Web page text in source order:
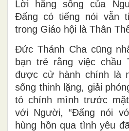
Lời hằng sống của
Đấng có tiếng nói vẫn
trong Giáo hội là Thân
Đức Thánh Cha cũng
bạn trẻ rằng việc chầu
được cử hành chính là
sống thinh lặng, giải
tỏ chính mình trước
với Người, “Đấng nói
hùng hồn qua tình yêu